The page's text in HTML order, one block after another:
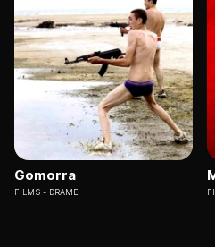
Gomorra
FILMS DRAME